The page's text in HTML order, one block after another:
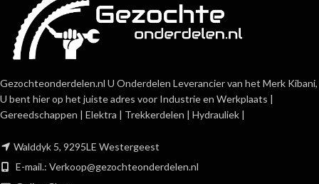
Gezochteonderdelen.nl U Onderdelen Leverancier van het Merk Kibani,
U bent hier op het juiste adres voor Industrie en Werkplaats |
Gereedschappen | Elektra | Trekkerdelen | Hydrauliek |
Walddyk 5, 9295LE Westergeest
E-mail.: Verkoop@gezochteonderdelen.nl